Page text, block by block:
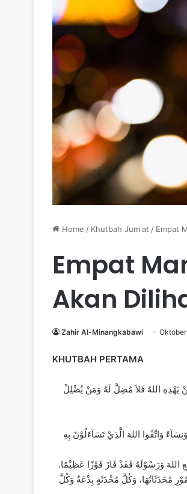
Home / Khutbah Jum'at / Empat
Empat
Akan
Zahir Al-Minangkabawi
KHUTBAH PERTAMA
ﻳَﻬْﺪِﻩِ ﺍﻟﻠﻪُ ﻓَﻼَ ﻣُﻀِﻞَّ ﻟَﻪُ ﻭَﻣَﻦْ ﻳُﻀْﻠِﻞْ
ﻭَﺍﺗَّﻘُﻮﺍ ﺍﻟﻠﻪَ ﺍﻟَّﺬِﻱْ ﺗَﺴَﺂﺀَﻟُﻮْﻥَ ﺑِﻪِ
ﺍﻟﻠﻪَ ﻭَﺭَﺳُﻮْﻟَﻪُ ﻓَﻘَﺪْ ﻓَﺎﺯَ ﻓَﻮْﺯًﺍ ﻋَﻈِﻴْﻤًﺎ.
ﻣُﺤَﺪَﺛَﺎﺗُﻬَﺎ، ﻭَﻛُﻞَّ ﻣُﺤْﺪَﺛَﺔٍ ﺑِﺪْﻋَﺔٌ ﻭَﻛُﻞَّ